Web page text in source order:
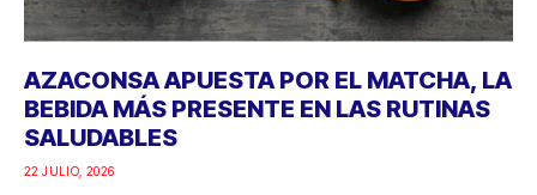
AZACONSA APUESTA POR EL MATCHA, LA
BEBIDA MÁS PRESENTE EN LAS RUTINAS
SALUDABLES
22 JULIO, 2026